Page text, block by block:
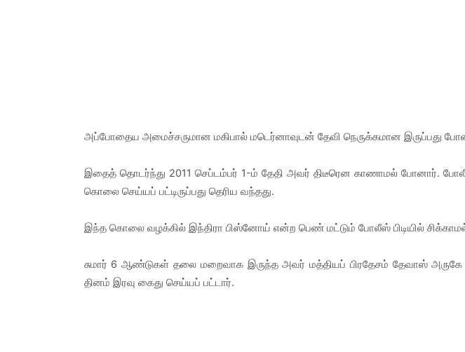
அப்போதைய அமைச்சருமான மகிபால் மடெர்னாவுடன் தேவி நெருக்கமான இருப்பது
இதைத் தொடர்ந்து 2011 செப்டம்பர் 1-ம் தேதி அவர் திடீரென காணாமல் போனார்.
கொலை செய்யப் பட்டிருப்பது தெரிய வந்தது.
இந்த கொலை வழக்கில் இந்திரா பிஸ்னோய் என்ற பெண் மட்டும் போலீஸ் பிடியில்
சுமார் 6 ஆண்டுகள் தலை மறைவாக இருந்த அவர் மத்தியப் பிரதேசம் தேவாஸ் அருகே
தினம் இரவு கைது செய்யப் பட்டார்.